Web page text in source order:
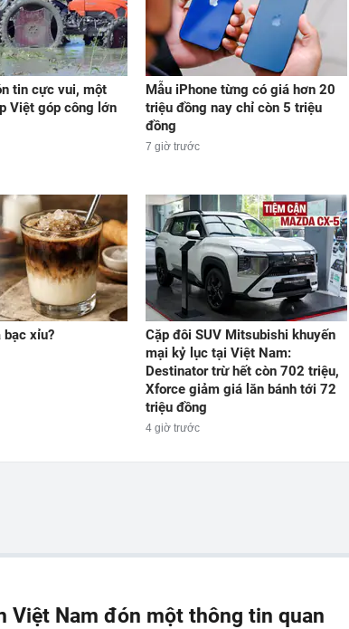
tin cực vui, một
Việt góp công lớn
Mẫu iPhone từng có giá hơn 20
triệu đồng nay chỉ còn 5 triệu
đồng
7 giờ trước
bạc xỉu?
Cặp đôi SUV Mitsubishi khuyến
mại kỷ lục tại Việt Nam:
Destinator trừ hết còn 702 triệu,
Xforce giảm giá lăn bánh tới 72
triệu đồng
4 giờ trước
Việt Nam đón một thông tin quan